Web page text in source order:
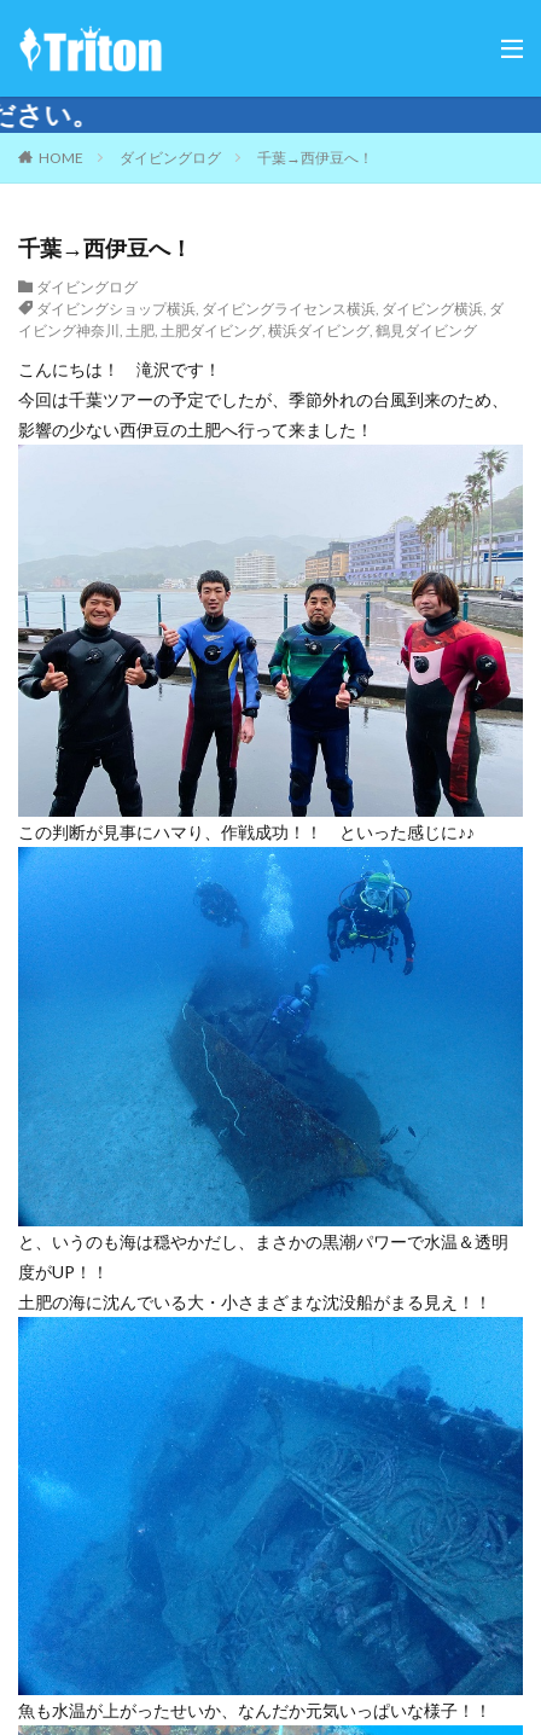
HOME ダイビングログ 千葉→西伊豆へ！
千葉→西伊豆へ！
ダイビングログ
ダイビングショップ横浜, ダイビングライセンス横浜, ダイビング横浜, ダ
イビング神奈川 , 土肥, 土肥ダイビング, 横浜ダイビング, 鶴見ダイビング
こんにちは！ 滝沢です！
今回は千葉ツアーの予定でしたが、季節外れの台風到来のため、
影響の少ない西伊豆の土肥へ行って来ました！
この判断が見事にハマり、作戦成功！！ といった感じに♪♪
と、いうのも海は穏やかだし、まさかの黒潮パワーで水温＆透明
度がUP！！
土肥の海に沈んでいる大・小さまざまな沈没船がまる見え！！
魚も水温が上がったせいか、なんだか元気いっぱいな様子！！